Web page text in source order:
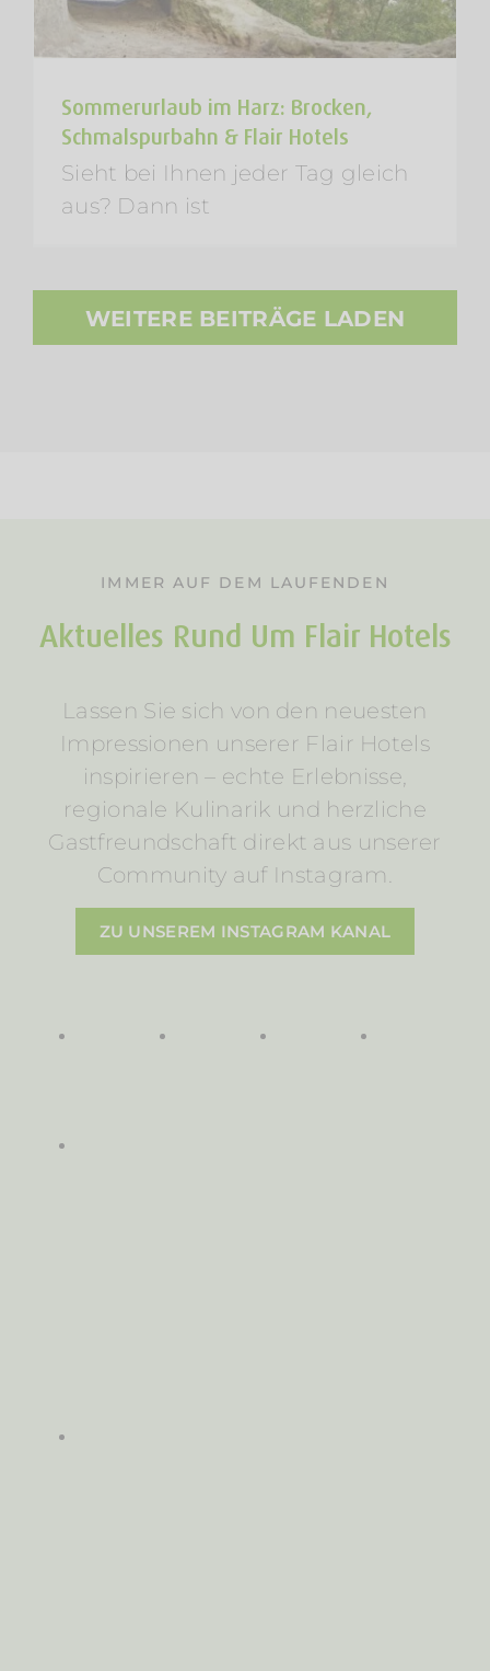
Sommerurlaub im Harz: Brocken,
Schmalspurbahn & Flair Hotels
Sieht bei Ihnen jeder Tag gleich
aus? Dann ist
WEITERE BEITRÄGE LADEN
IMMER AUF DEM LAUFENDEN
Aktuelles Rund Um Flair Hotels
Lassen Sie sich von den neuesten
Impressionen unserer Flair Hotels
inspirieren – echte Erlebnisse,
regionale Kulinarik und herzliche
Gastfreundschaft direkt aus unserer
Community auf Instagram.
ZU UNSEREM INSTAGRAM KANAL